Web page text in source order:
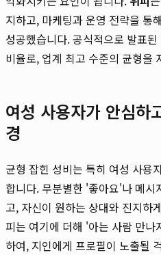
지하고, 마케팅과 운영 전략을 통해
성공했습니다. 공식적으로 발표
비율로, 업계 최고 수준의 균형을
여성 사용자가 안심하
경
균형 잡힌 성비는 특히 여성 사용
합니다. 무분별한 '좋아요'나 메시
고, 자신이 원하는 상대와 진지하
피는 여기에 더해 '아는 사람 만
하여, 지인에게 프로필이 노출될